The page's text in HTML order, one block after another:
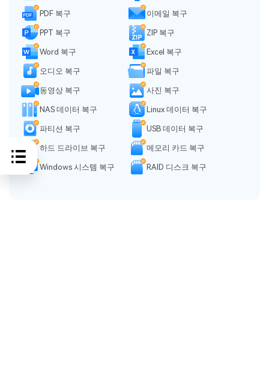
PDF 복구 이메일 복구
PPT 복구 ZIP 복구
Word 복구 Excel 복구
오디오 복구 파일 복구
동영상 복구 사진 복구
NAS 데이터 복구 Linux 데이터 복구
파티션 복구 USB 데이터 복구
하드 드라이브 복구 메모리 카드 복구
Windows 시스템 복구 RAID 디스크 복구